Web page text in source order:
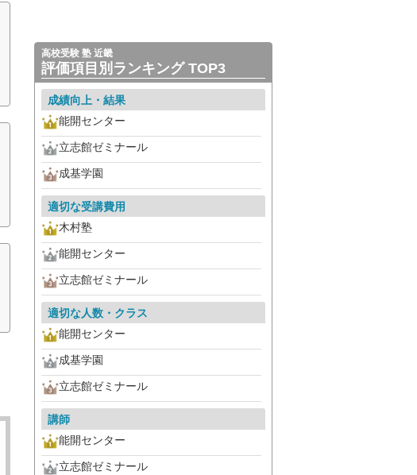
高校受験 塾 近畿
評価項目別ランキング TOP3
成績向上・結果
能開センター
立志館ゼミナール
成基学園
適切な受講費用
木村塾
能開センター
立志館ゼミナール
適切な人数・クラス
能開センター
成基学園
立志館ゼミナール
講師
能開センター
立志館ゼミナール